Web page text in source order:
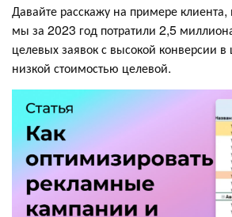
Давайте расскажу на примере клиента,
мы за 2023 год потратили 2,5
целевых заявок с высокой конверсии
низкой стоимостью целевой.